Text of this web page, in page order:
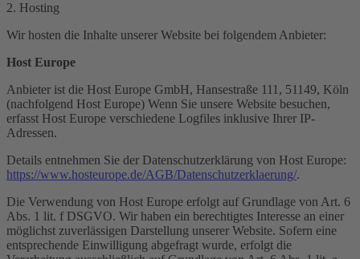
2. Hosting
Wir hosten die Inhalte unserer Website bei folgendem Anbieter:
Host Europe
Anbieter ist die Host Europe GmbH, Hansestraße 111, 51149, Köln
(nachfolgend Host Europe) Wenn Sie unsere Website besuchen,
erfasst Host Europe verschiedene Logfiles inklusive Ihrer IP-
Adressen.
Details entnehmen Sie der Datenschutzerklärung von Host Europe:
https://www.hosteurope.de/AGB/Datenschutzerklaerung/.
Die Verwendung von Host Europe erfolgt auf Grundlage von Art. 6
Abs. 1 lit. f DSGVO. Wir haben ein berechtigtes Interesse an einer
möglichst zuverlässigen Darstellung unserer Website. Sofern eine
entsprechende Einwilligung abgefragt wurde, erfolgt die